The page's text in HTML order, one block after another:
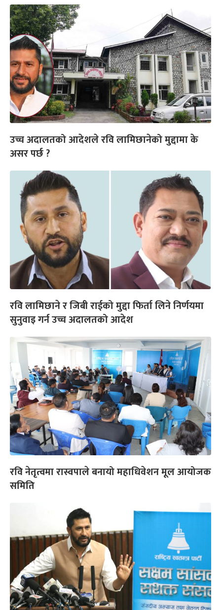
उच्च अदालतको आदेशले रवि लामिछानेको मुद्दामा के
असर पर्छ ?
रवि लामिछाने र जिबी राईको मुद्दा फिर्ता लिने निर्णयमा
सुनुवाइ गर्न उच्च अदालतको आदेश
रवि नेतृत्वमा रास्वपाले बनायो महाधिवेशन मूल आयोजक
समिति